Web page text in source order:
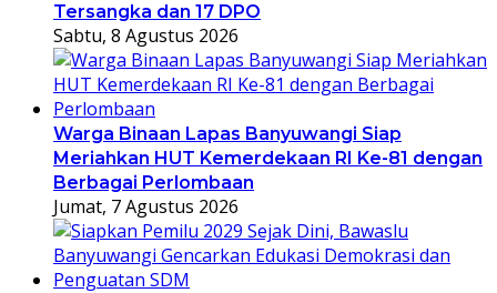
Tersangka dan 17 DPO
Sabtu, 8 Agustus 2026
Warga Binaan Lapas Banyuwangi Siap
Meriahkan HUT Kemerdekaan RI Ke-81 dengan
Berbagai Perlombaan
Jumat, 7 Agustus 2026